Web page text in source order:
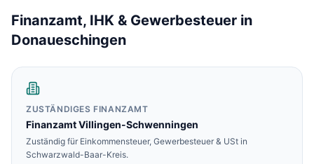
Finanzamt, IHK & Gewerbesteuer in
Donaueschingen
ZUSTÄNDIGES FINANZAMT
FinanzamtVillingen-Schwenningen
Zuständig für Einkommensteuer, Gewerbesteuer & USt in
Schwarzwald-Baar-Kreis.